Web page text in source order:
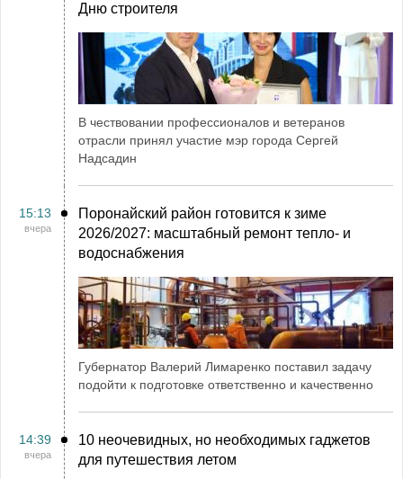
Дню строителя
В чествовании профессионалов и ветеранов
отрасли принял участие мэр города Сергей
Надсадин
15:13
вчера
Поронайский район готовится к зиме
2026/2027: масштабный ремонт тепло- и
водоснабжения
Губернатор Валерий Лимаренко поставил задачу
подойти к подготовке ответственно и качественно
14:39
вчера
10 неочевидных, но необходимых гаджетов
для путешествия летом